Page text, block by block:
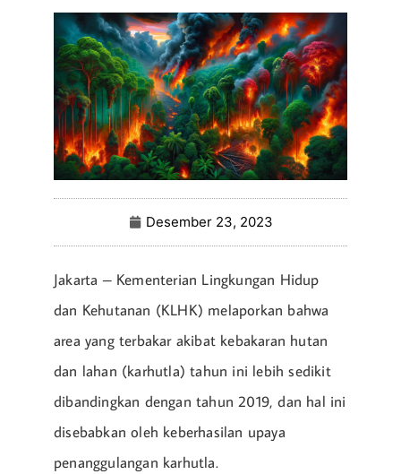
Desember 23, 2023
Jakarta – Kementerian Lingkungan Hidup
dan Kehutanan (KLHK) melaporkan bahwa
area yang terbakar akibat kebakaran hutan
dan lahan (karhutla) tahun ini lebih sedikit
dibandingkan dengan tahun 2019, dan hal ini
disebabkan oleh keberhasilan upaya
penanggulangan karhutla.